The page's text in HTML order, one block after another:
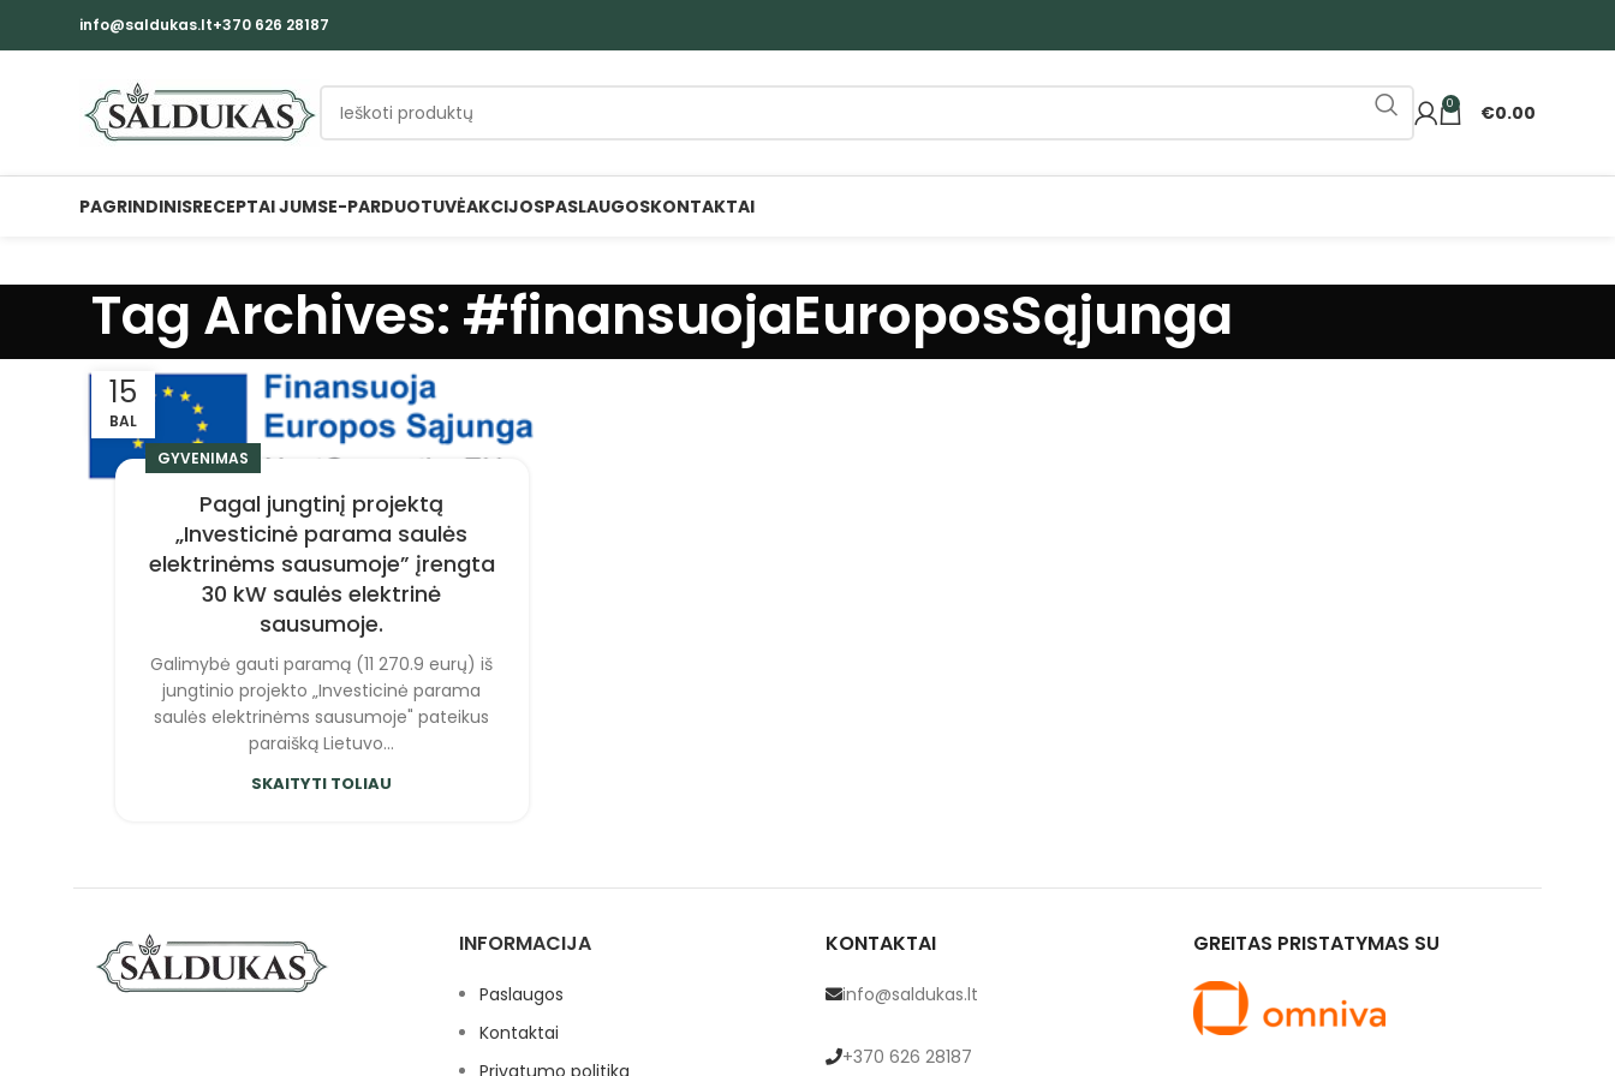
info@saldukas.lt+370 626 28187
0 €0.00
PAGRINDINISRECEPTAI JUMSE-PARDUOTUVĖAKCIJOSPASLAUGOSKONTAKTAI
Tag Archives: #finansuojaEuroposSąjunga
15
BAL
GYVENIMAS
Pagal jungtinį projektą
„Investicinė parama saulės
elektrinėms sausumoje” įrengta
30 kW saulės elektrinė
sausumoje.
Galimybė gauti paramą (11 270.9 eurų) iš
jungtinio projekto „Investicinė parama
saulės elektrinėms sausumoje" pateikus
paraišką Lietuvo...
SKAITYTI TOLIAU
INFORMACIJA
Paslaugos
Kontaktai
Privatumo politika
KONTAKTAI
info@saldukas.lt
+370 626 28187
GREITAS PRISTATYMAS SU